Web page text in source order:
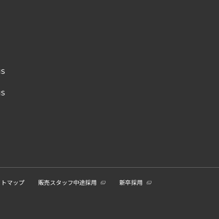
マップ 販売スタッフ中途採用 新卒採用